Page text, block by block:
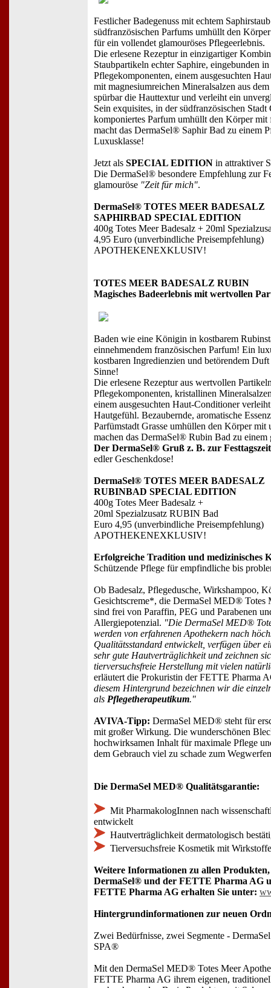
Festlicher Badegenuss mit echtem
südfranzösischen Parfums umhüllt den
für ein vollendet glamouröses Pflegeerlebnis.
Die erlesene Rezeptur in einzigartiger
Staubpartikeln echter Saphire, eingebunden
Pflegekomponenten, einem ausgesuchten
mit magnesiumreichen Mineralsalzen aus
spürbar die Hauttextur und verleiht ein
Sein exquisites, in der südfranzösischen Stadt
komponiertes Parfum umhüllt den Körper mit
macht das DermaSel® Saphir Bad zu einem
Luxusklasse!
Jetzt als SPECIAL EDITION in attraktiver
Die DermaSel® besondere Empfehlung zur
glamouröse "Zeit für mich".
DermaSel® TOTES MEER BADESALZ
SAPHIRBAD SPECIAL EDITION
400g Totes Meer Badesalz + 20ml
4,95 Euro (unverbindliche Preisempfehlung)
APOTHEKENEXKLUSIV!
TOTES MEER BADESALZ RUBIN
Magisches Badeerlebnis mit wertvollen
Baden wie eine Königin in kostbarem
einnehmendem französischen Parfum! Ein
kostbaren Ingredienzien und betörendem
Sinne!
Die erlesene Rezeptur aus wertvollen
Pflegekomponenten, kristallinen
einem ausgesuchten Haut-Conditioner
Hautgefühl. Bezaubernde, aromatische
Parfümstadt Grasse umhüllen den Körper
machen das DermaSel® Rubin Bad zu einem
Der DermaSel® Gruß z. B. zur
edler Geschenkdose!
DermaSel® TOTES MEER BADESALZ
RUBINBAD SPECIAL EDITION
400g Totes Meer Badesalz +
20ml Spezialzusatz RUBIN Bad
Euro 4,95 (unverbindliche Preisempfehlung)
APOTHEKENEXKLUSIV!
Erfolgreiche Tradition und medizinisches
Schützende Pflege für empfindliche bis
Ob Badesalz, Pflegedusche, Wirkshampoo,
Gesichtscreme*, die DermaSel MED® Totes
sind frei von Paraffin, PEG und Parabenen
Allergiepotenzial. "Die DermaSel MED®
werden von erfahrenen Apothekern nach
Qualitätsstandard entwickelt, verfügen über
sehr gute Hautverträglichkeit und zeichnen
tierversuchsfreie Herstellung mit vielen
erläutert die Prokuristin der FETTE Pharma
diesem Hintergrund bezeichnen wir die
als Pflegetherapeutikum."
AVIVA-Tipp: DermaSel MED® steht für
mit großer Wirkung. Die wunderschönen
hochwirksamen Inhalt für maximale Pflege
dem Gebrauch viel zu schade zum
Die DermaSel MED® Qualitätsgarantie:
Mit PharmakologInnen nach
entwickelt
Hautverträglichkeit dermatologisch
Tierversuchsfreie Kosmetik mit
Weitere Informationen zu allen
DermaSel® und der FETTE Pharma AG
FETTE Pharma AG erhalten Sie unter:
Hintergrundinformationen zur neuen
Zwei Bedürfnisse, zwei Segmente -
SPA®
Mit den DermaSel MED® Totes Meer
FETTE Pharma AG ihrem eigenen,